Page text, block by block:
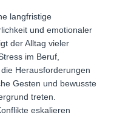
langfristige
und emotionaler
der Alltag vieler
im Beruf,
Herausforderungen
Gesten und bewusste
treten.
eskalieren